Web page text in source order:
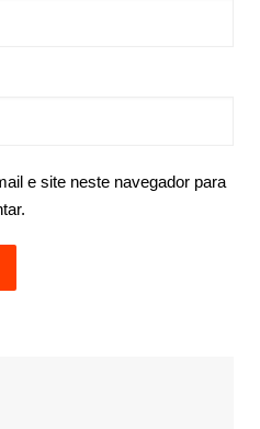
e site neste navegador para